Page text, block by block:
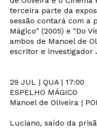
terceira parte da
sessão contará com a
Mágico" (2005) e "Do
ambos de Manoel de
escritor e investigador
29 JUL | QUA | 17:00
ESPELHO MÁGICO
Manoel de Oliveira |
Luciano, saído da